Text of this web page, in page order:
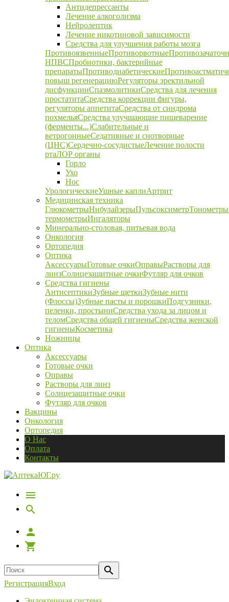
Антидепрессанты
Лечение алкоголизма
Нейролептик
Лечение никотиновой зависимости
Средства для улучшения работы мозга
ПротивоязвенныеПротиворвотные
НПВСПробиотики, бактерийные
препаратыПротиводиабетические
повыш регенерациюРегуляторы эректильной
дисфункцииСпазмолитикиСредства для лечения
простатитаСредства коррекции фигуры,
регуляторы аппетитаСредства от синдрома
похмельяСредства улучшающие пищеварение
(ферменты...)Слабительные и
ветрогонныеСедативные и снотворные
(ЦНС)Сердечно-сосудистыеЛечение полости
ртаЛОР органы
Горло
Ухо
Нос
УрологическиеУшные каплиАртрит
Медицинская техника
ГлюкометрыНибулайзерыПульсоксиметрТонометры
термометрыИнгаляторы
Минерально-столовая, питьевая вода
Онкология
Ортопедия
Оптика
АксессуарыГотовые очкиОправыРастворы для
линзСолнцезащитные очкиФутляр для очков
Средства гигиены
АнтисептикиЗубные щеткиЗубные нити
(Флоссы)Зубные пасты и порошкиПодгузники,
пеленки, простыниСредства ухода за лицом и
теломСредства общей гигиеныСредства женской
гигиеныКосметика
Ножницы
Оптика
Аксессуары
Готовые очки
Оправы
Растворы для линз
Солнцезащитные очки
Футляр для очков
Вакцины
Онкология
Ортопедия
О Нас
Оплата
Контакты
РегистрацияВход